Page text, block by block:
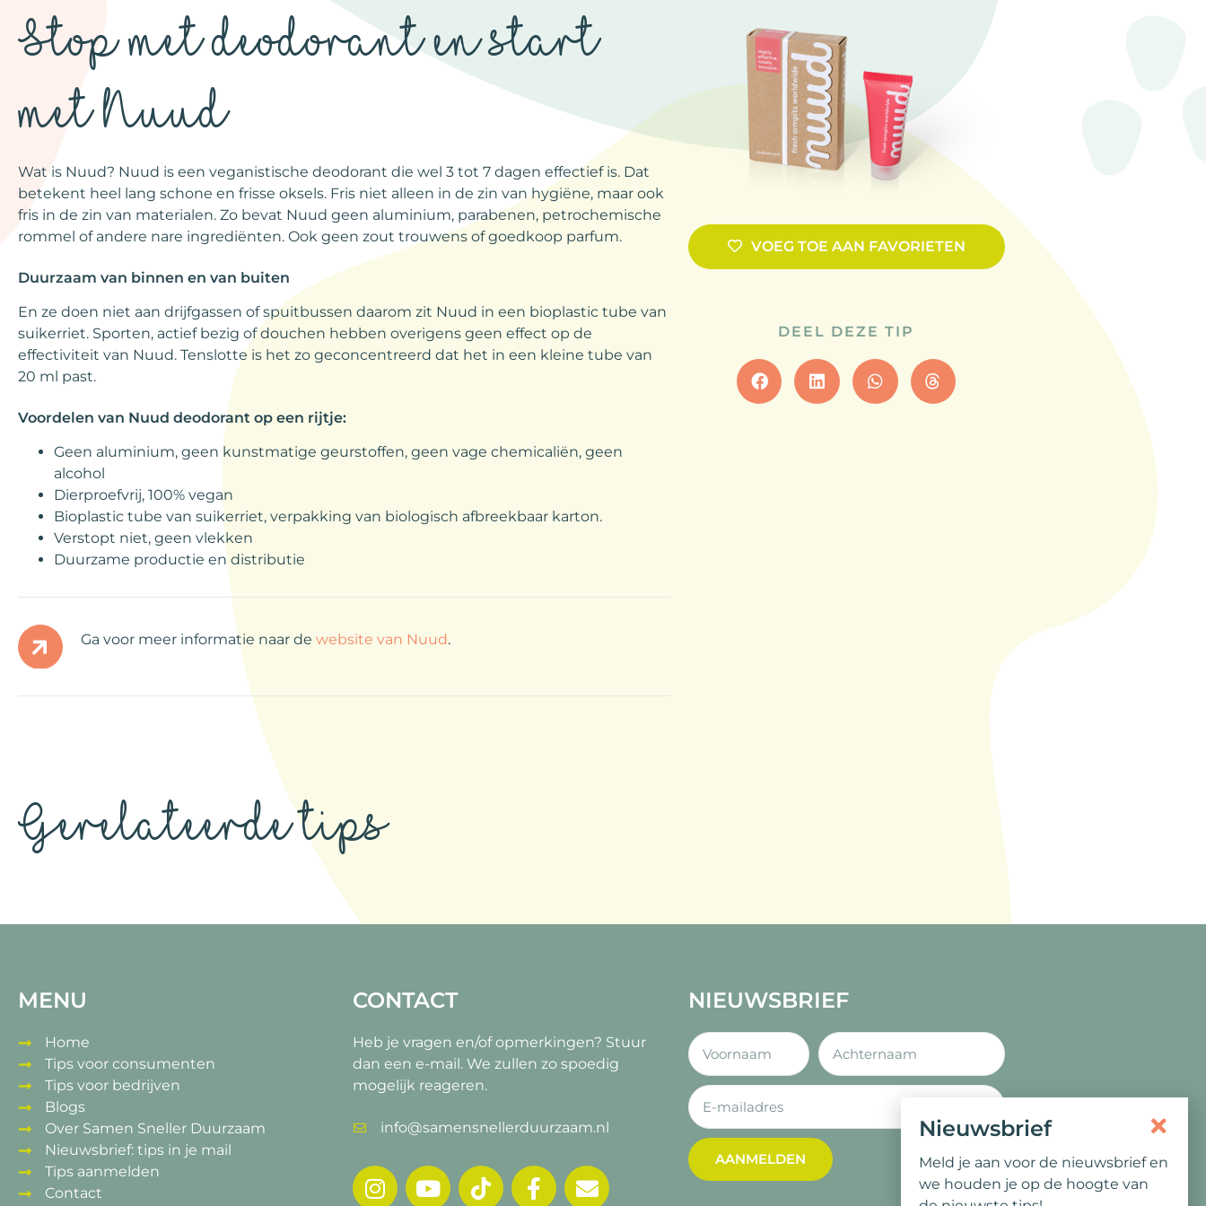
Stop met deodorant en start
met Nuud
Wat is Nuud? Nuud is een veganistische deodorant die wel 3 tot 7 dagen effectief is. Dat
betekent heel lang schone en frisse oksels. Fris niet alleen in de zin van hygiëne, maar ook
fris in de zin van materialen. Zo bevat Nuud geen aluminium, parabenen, petrochemische
rommel of andere nare ingrediënten. Ook geen zout trouwens of goedkoop parfum.
Duurzaam van binnen en van buiten
En ze doen niet aan drijfgassen of spuitbussen daarom zit Nuud in een bioplastic tube van
suikerriet. Sporten, actief bezig of douchen hebben overigens geen effect op de
effectiviteit van Nuud. Tenslotte is het zo geconcentreerd dat het in een kleine tube van
20 ml past.
Voordelen van Nuud deodorant op een rijtje:
Geen aluminium, geen kunstmatige geurstoffen, geen vage chemicaliën, geen
alcohol
Dierproefvrij, 100% vegan
Bioplastic tube van suikerriet, verpakking van biologisch afbreekbaar karton.
Verstopt niet, geen vlekken
Duurzame productie en distributie
Ga voor meer informatie naar de website van Nuud.
VOEG TOE AAN FAVORIETEN
DEEL DEZE TIP
Gerelateerde tips
MENU
Home
Tips voor consumenten
Tips voor bedrijven
Blogs
Over Samen Sneller Duurzaam
Nieuwsbrief: tips in je mail
Tips aanmelden
Contact
CONTACT
Heb je vragen en/of opmerkingen? Stuur
dan een e-mail. We zullen zo spoedig
mogelijk reageren.
info@samensnellerduurzaam.nl
NIEUWSBRIEF
AANMELDEN
Nieuwsbrief
Meld je aan voor de nieuwsbrief en
we houden je op de hoogte van